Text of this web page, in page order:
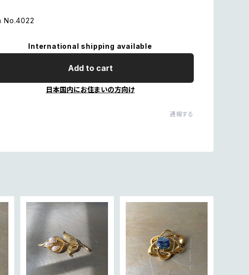
No.4022
International shipping available
Add to cart
日本国内にお住まいの方向け
通報する